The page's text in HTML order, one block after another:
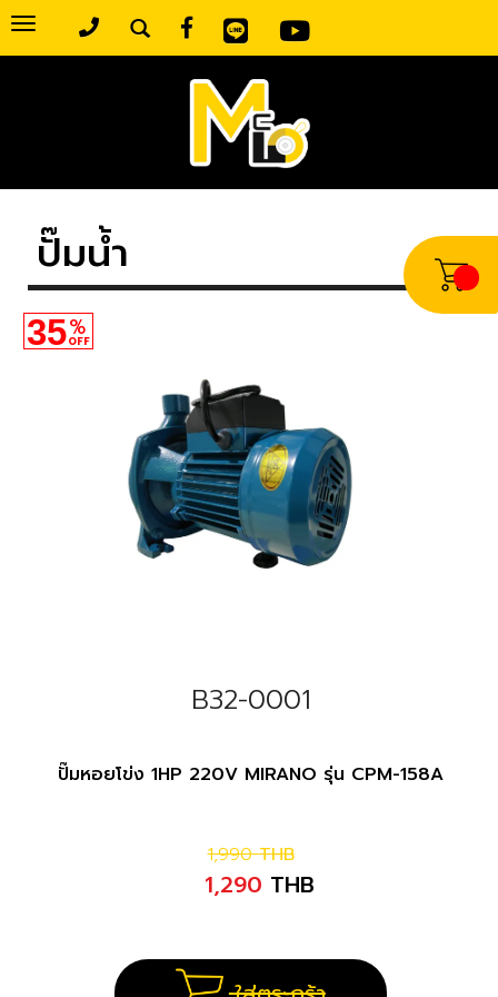
Toggle
navigation
ปั๊มน้ำ
35%
OFF
B32-0001
ปั๊มหอยโข่ง 1HP 220V MIRANO รุ่น CPM-158A
1,990 THB
1,290 THB